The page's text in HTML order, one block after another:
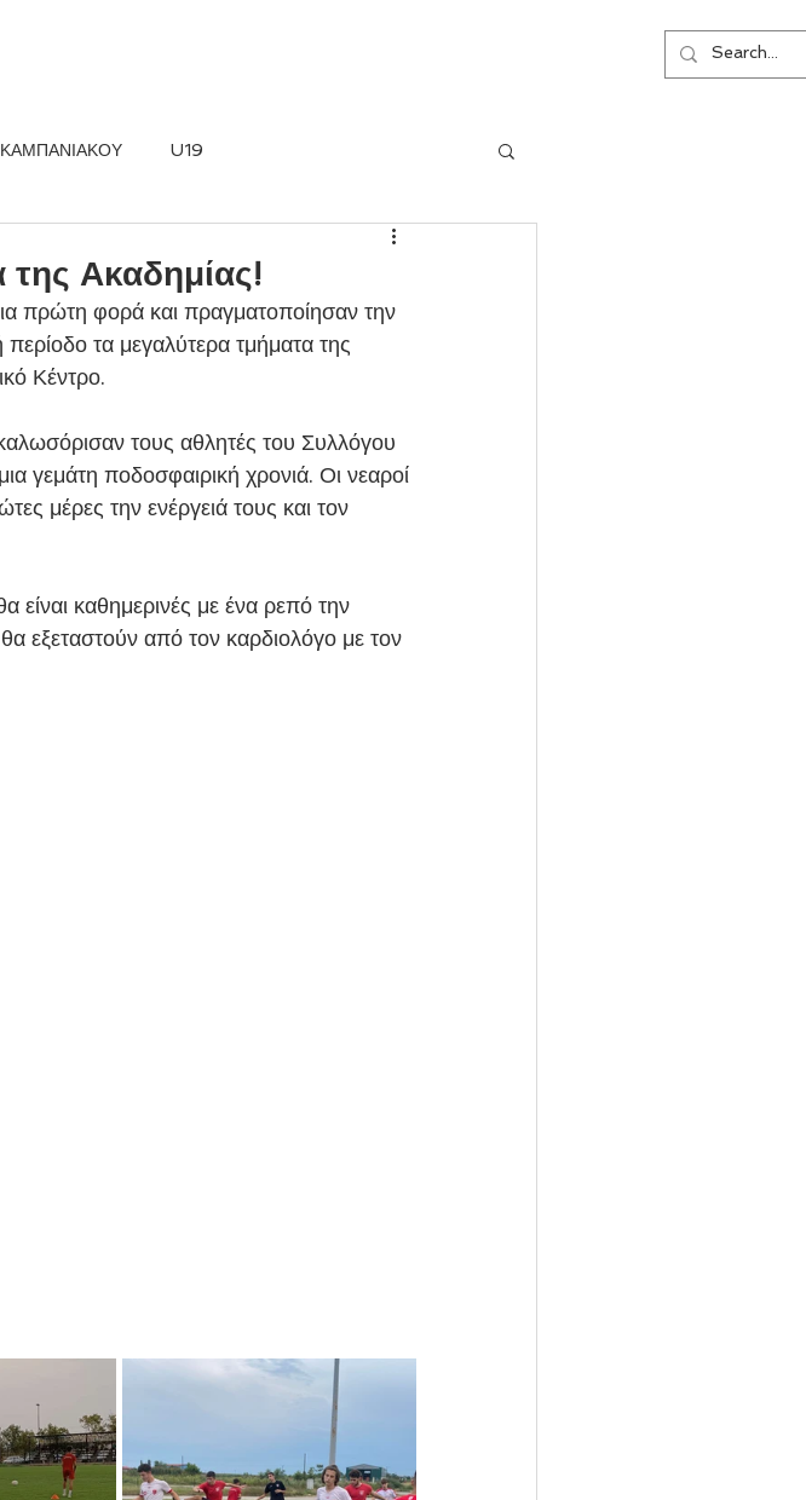
U19
της Ακαδημίας!
τα μεγαλύτερα τμήματα της
Κέντρο.
γεμάτη ποδοσφαιρική χρονιά. Οι νεαροί
μέρες την ενέργειά τους και τον
εξεταστούν από τον καρδιολόγο με τον